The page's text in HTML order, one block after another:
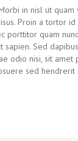
in nisl ut
Proin a tortor
porttitor quam
Sed
odio nisi, sit
sed